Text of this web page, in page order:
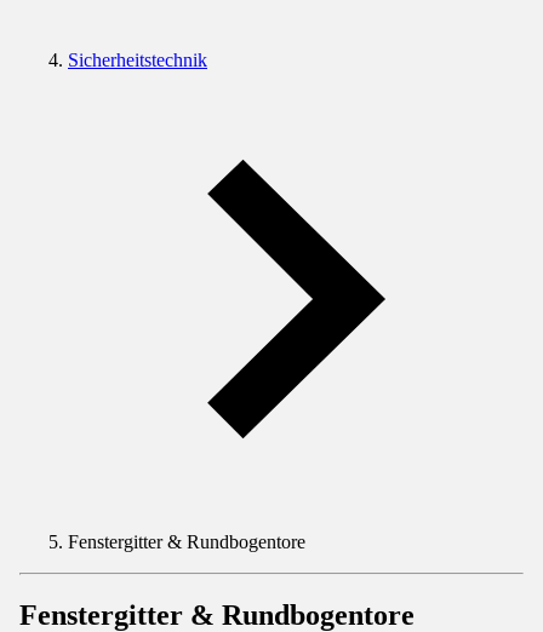
Sicherheitstechnik
Fenstergitter & Rundbogentore
Fenstergitter & Rundbogentore